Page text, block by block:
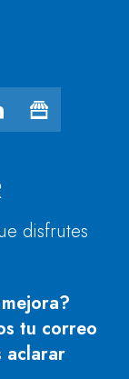
disfrutes
tu correo
aclarar